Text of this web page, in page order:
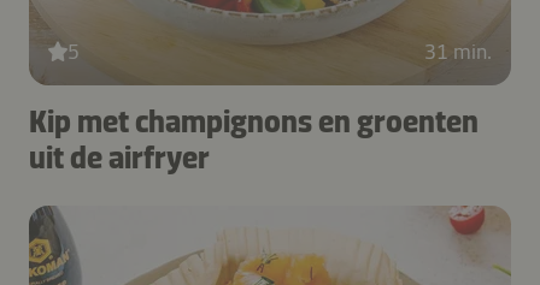
5 31 min.
Kip met champignons en groenten
uit de airfryer